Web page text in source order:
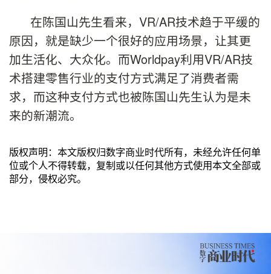
在陈国山先生看来，VR/AR技术趋于平缓的
原因，就是缺少一个很好的应用场景，让其更
加生活化、大众化。而Worldpay利用VR/AR技
术搭建零售行业的支付方式满足了消费者需
求，而这种支付方式也被陈国山先生认为是未
来的新潮流。
版权声明：本文版权归数字商业时代所有，未经允许任何单
位或个人不得转载，复制或以任何其他方式使用本文全部或
部分，侵权必究。